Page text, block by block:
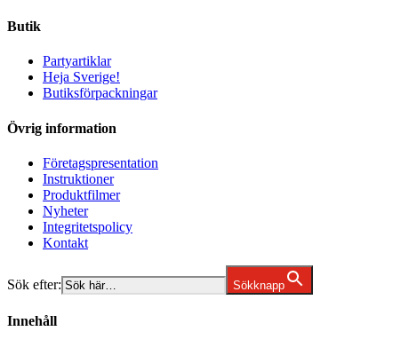
Butik
Partyartiklar
Heja Sverige!
Butiksförpackningar
Övrig information
Företagspresentation
Instruktioner
Produktfilmer
Nyheter
Integritetspolicy
Kontakt
Sök efter: Sökknapp
Innehåll